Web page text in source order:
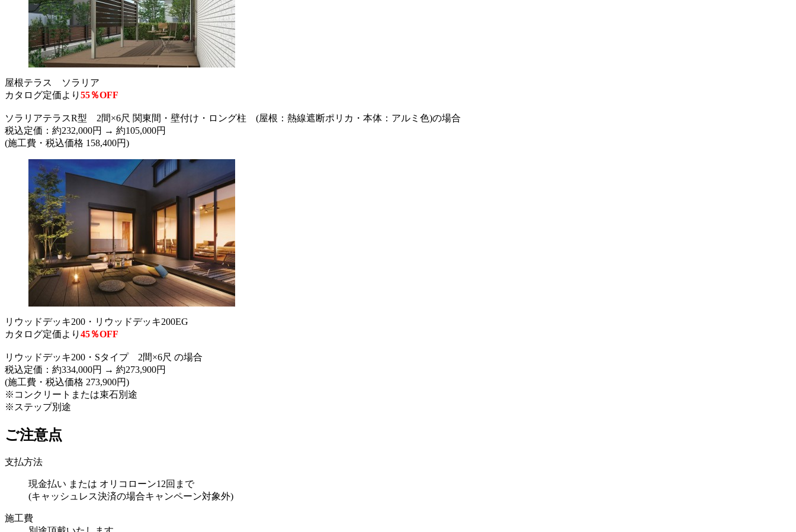
屋根テラス ソラリア
カタログ定価より 55％OFF
ソラリアテラスR型 2間×6尺 関東間・壁付け・ロング柱 (屋根：熱線遮断ポリカ・本体：アルミ色)の場合
税込定価：約232,000円 → 約105,000円
(施工費・税込価格 158,400円)
リウッドデッキ200・リウッドデッキ200EG
カタログ定価より 45％OFF
リウッドデッキ200・Sタイプ 2間×6尺 の場合
税込定価：約334,000円 → 約273,900円
(施工費・税込価格 273,900円)
※コンクリートまたは束石別途
※ステップ別途
ご注意点
支払方法
現金払い または オリコローン12回まで
(キャッシュレス決済の場合キャンペーン対象外)
施工費